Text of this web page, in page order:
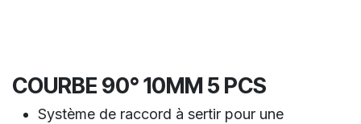
COURBE 90° 10MM 5 PCS
Système de raccord à sertir pour une